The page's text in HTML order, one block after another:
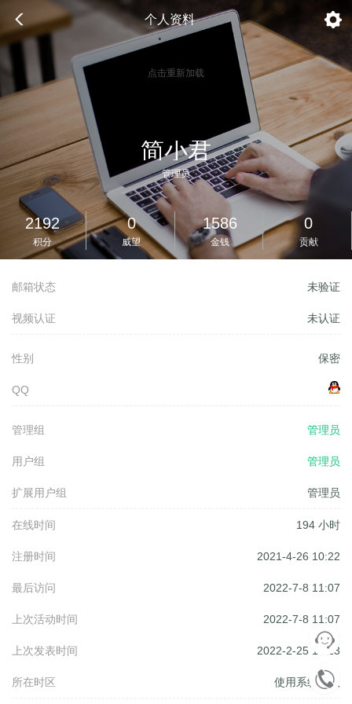
个人资料
点击重新加载
简小君
管理员
2192
积分
0
威望
1586
金钱
0
贡献
邮箱状态 未验证
视频认证 未认证
性别 保密
QQ
管理组 管理员
用户组 管理员
扩展用户组 管理员
在线时间 194 小时
注册时间 2021-4-26 10:22
最后访问 2022-7-8 11:07
上次活动时间 2022-7-8 11:07
上次发表时间 2022-2-25 13:13
所在时区 使用系统默认